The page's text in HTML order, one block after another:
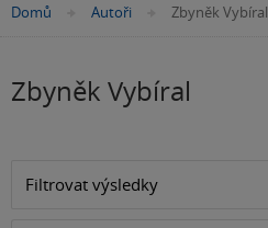
Nacházíte
Domů »Autoři »
Zbyněk Vybíral
Zbyněk Vybíral
Filtrovat výsledky